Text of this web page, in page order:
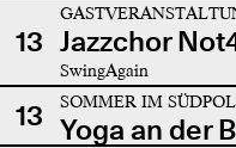
13 Jazzchor
SwingAgain
13 SOMMER IM
Yoga an der